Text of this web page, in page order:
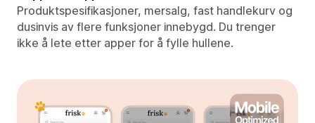
Produktspesifikasjoner, mersalg, fast handlekurv og
dusinvis av flere funksjoner innebygd. Du trenger
ikke å lete etter apper for å fylle hullene.